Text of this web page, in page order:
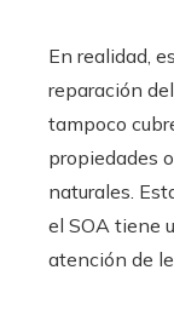
En realidad,
reparación
tampoco
propiedades
naturales.
el SOA tiene
atención de